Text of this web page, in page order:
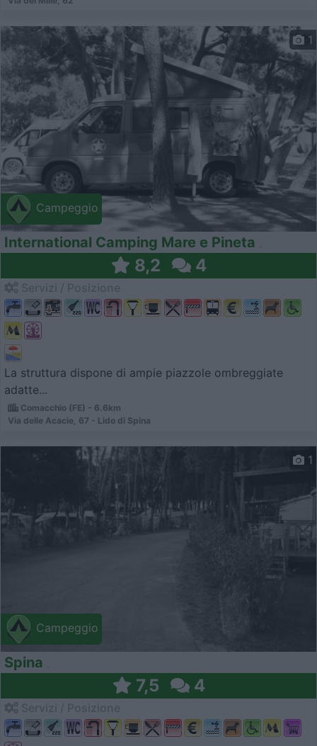
Campeggio
1
International Camping Mare e Pineta
8,2 4
La struttura dispone di ampie piazzole ombreggiate
adatte...
Comacchio (FE) - 6.6km
Via delle Acacie, 67 - Lido di Spina
Campeggio
1
Spina
7,5 4